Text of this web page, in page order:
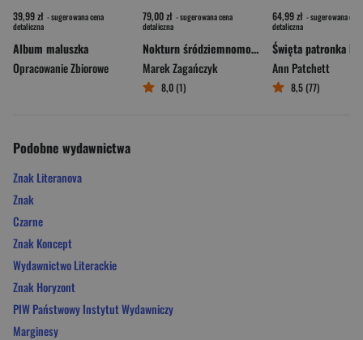
39,99 zł - sugerowana cena
detaliczna
Album maluszka
Opracowanie Zbiorowe
79,00 zł - sugerowana cena
detaliczna
Nokturn śródziemnomorski
Marek Zagańczyk
8,0 (1)
64,99 zł - sugerowana cena
detaliczna
Ann Patchett
8,5 (77)
Podobne wydawnictwa
Znak Literanova
Znak
Czarne
Znak Koncept
Wydawnictwo Literackie
Znak Horyzont
PIW Państwowy Instytut Wydawniczy
Marginesy